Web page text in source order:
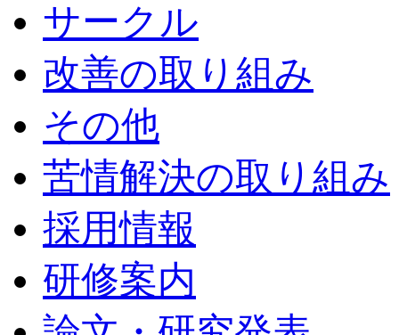
サークル
改善の取り組み
その他
苦情解決の取り組み
採用情報
研修案内